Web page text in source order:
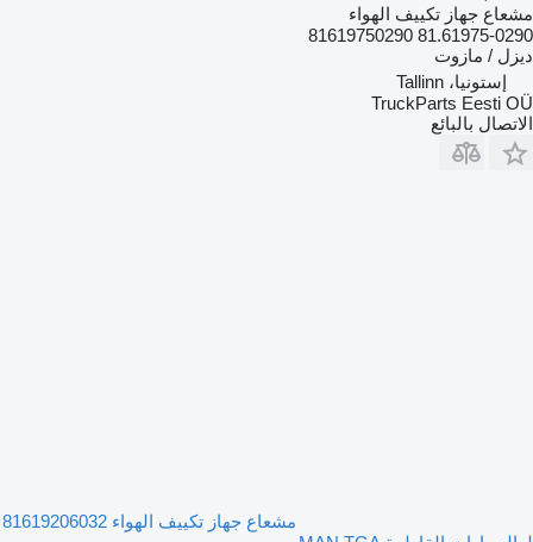
مشعاع جهاز تكييف الهواء
81.61975-0290 81619750290
ديزل / مازوت
إستونيا، Tallinn
TruckParts Eesti OÜ
الاتصال بالبائع
مشعاع جهاز تكييف الهواء 81619206032